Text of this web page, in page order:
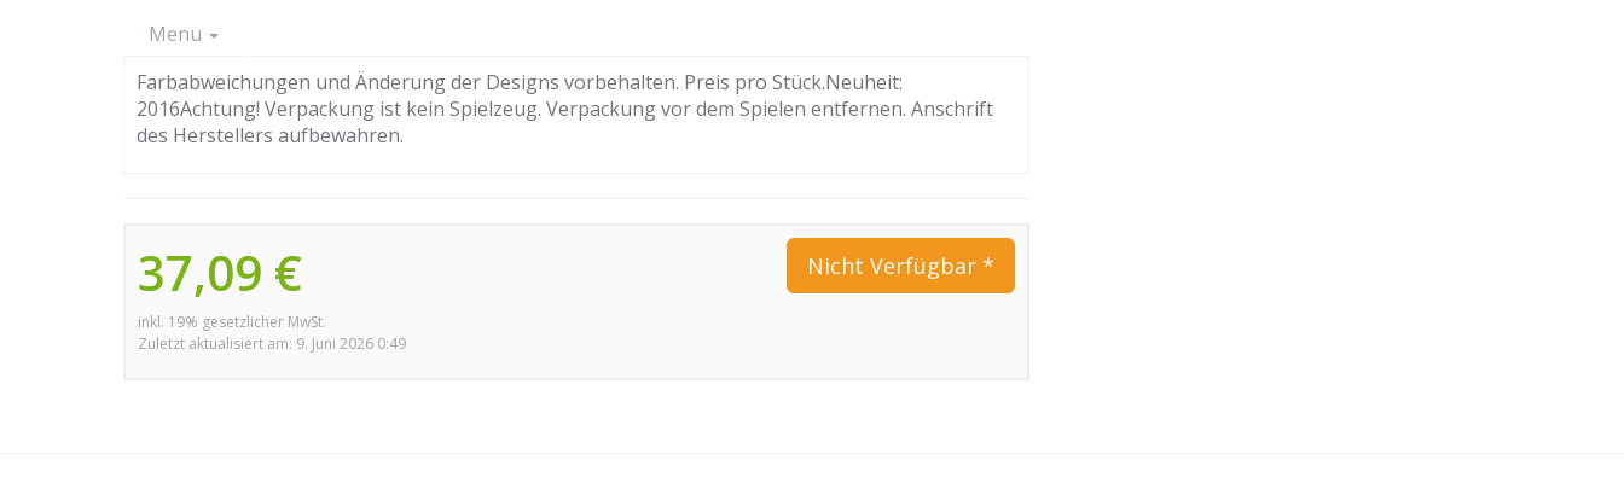
Menu
Farbabweichungen und Änderung der Designs vorbehalten. Preis pro Stück.Neuheit:
2016Achtung! Verpackung ist kein Spielzeug. Verpackung vor dem Spielen entfernen. Anschrift
des Herstellers aufbewahren.
37,09 €
inkl. 19% gesetzlicher MwSt.
Zuletzt aktualisiert am: 9. Juni 2026 0:49
Nicht Verfügbar *